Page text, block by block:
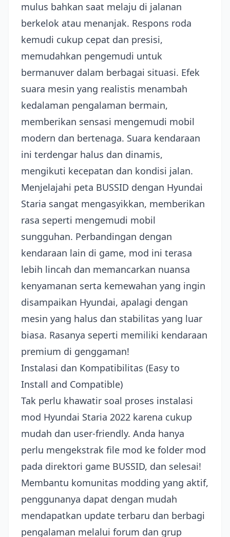
mulus bahkan saat melaju di jalanan
berkelok atau menanjak. Respons roda
kemudi cukup cepat dan presisi,
memudahkan pengemudi untuk
bermanuver dalam berbagai situasi. Efek
suara mesin yang realistis menambah
kedalaman pengalaman bermain,
memberikan sensasi mengemudi mobil
modern dan bertenaga. Suara kendaraan
ini terdengar halus dan dinamis,
mengikuti kecepatan dan kondisi jalan.
Menjelajahi peta BUSSID dengan Hyundai
Staria sangat mengasyikkan, memberikan
rasa seperti mengemudi mobil
sungguhan. Perbandingan dengan
kendaraan lain di game, mod ini terasa
lebih lincah dan memancarkan nuansa
kenyamanan serta kemewahan yang ingin
disampaikan Hyundai, apalagi dengan
mesin yang halus dan stabilitas yang luar
biasa. Rasanya seperti memiliki kendaraan
premium di genggaman!
Instalasi dan Kompatibilitas (Easy to
Install and Compatible)
Tak perlu khawatir soal proses instalasi
mod Hyundai Staria 2022 karena cukup
mudah dan user-friendly. Anda hanya
perlu mengekstrak file mod ke folder mod
pada direktori game BUSSID, dan selesai!
Membantu komunitas modding yang aktif,
penggunanya dapat dengan mudah
mendapatkan update terbaru dan berbagi
pengalaman melalui forum dan grup